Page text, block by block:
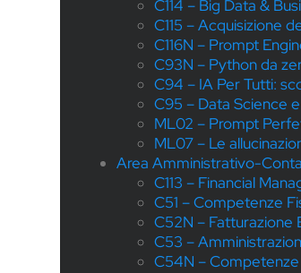
C114 – Big Data &
C115 – Acquisizione
C116N – Prompt
C93N – Python da
C94 – IA Per Tutti:
C95 – Data Science
ML02 – Prompt
ML07 – Le
Area Amministrativo-
C113 – Financial
C51 – Competenze
C52N – Fatturazione
C53 –
C54N –